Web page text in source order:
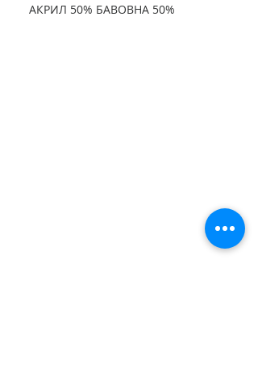
АКРИЛ 50% БАВОВНА 50%